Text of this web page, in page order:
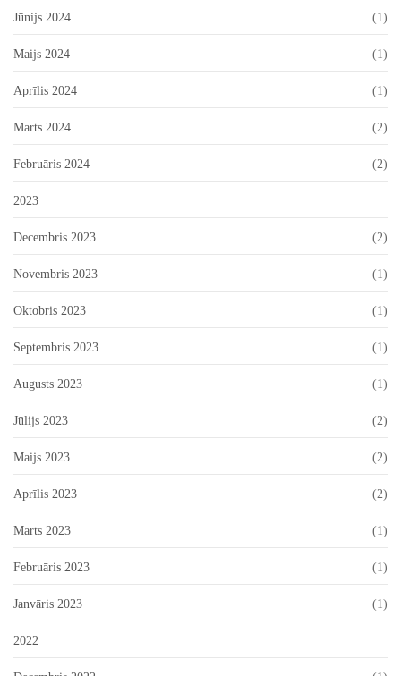
Jūnijs 2024 (1)
Maijs 2024 (1)
Aprīlis 2024 (1)
Marts 2024 (2)
Februāris 2024 (2)
2023
Decembris 2023 (2)
Novembris 2023 (1)
Oktobris 2023 (1)
Septembris 2023 (1)
Augusts 2023 (1)
Jūlijs 2023 (2)
Maijs 2023 (2)
Aprīlis 2023 (2)
Marts 2023 (1)
Februāris 2023 (1)
Janvāris 2023 (1)
2022